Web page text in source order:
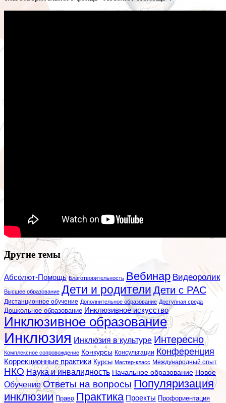
Другие темы
Абсолют-Помощь Благотворительность Вебинар Видеоролик
Высшее образование Дети и родители Дети с РАС
Дистанционное обучение Дополнительное образование Доступная среда
Дошкольное образование Инклюзивное искусство
Инклюзивное образование
Инклюзия Инклюзия в культуре Интересно
Комплексное сопровождение Конкурсы Консультации Конференция
Коррекционные практики Курсы Мастер-класс Международный опыт
НКО Наука и инвалидность Начальное образование Новое
Обучение Ответы на вопросы Популяризация
инклюзии Право Практика Проекты Профориентация